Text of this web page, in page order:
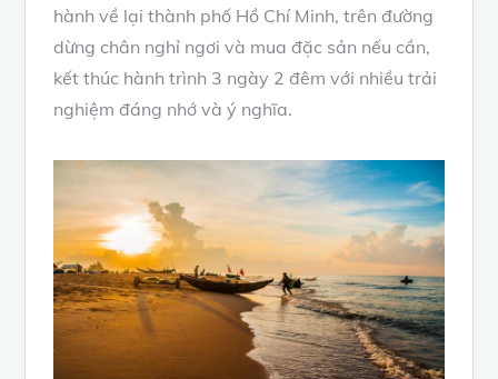
hành về lại thành phố Hồ Chí Minh, trên đường
dừng chân nghỉ ngơi và mua đặc sản nếu cần,
kết thúc hành trình 3 ngày 2 đêm với nhiều trải
nghiệm đáng nhớ và ý nghĩa.